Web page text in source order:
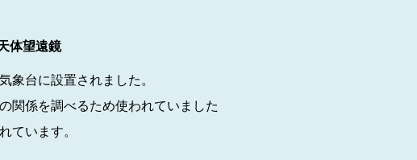
体望遠鏡
象台に設置されました。
関係を調べるため使われていました
ています。